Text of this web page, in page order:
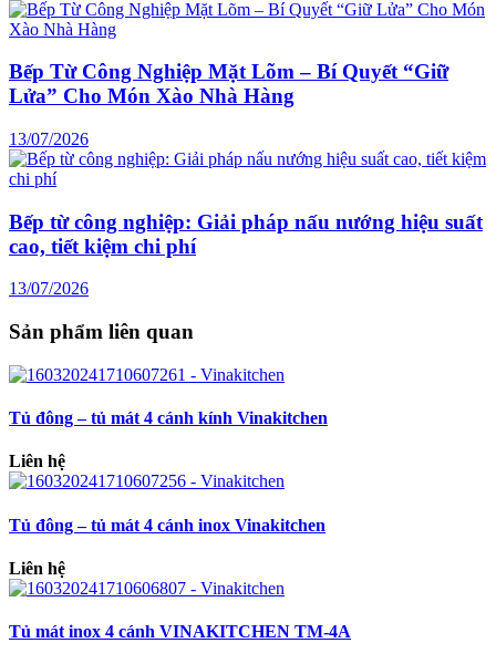
Bếp Từ Công Nghiệp Mặt Lõm – Bí Quyết “Giữ
Lửa” Cho Món Xào Nhà Hàng
13/07/2026
Bếp từ công nghiệp: Giải pháp nấu nướng hiệu suất
cao, tiết kiệm chi phí
13/07/2026
Sản phẩm liên quan
Tủ đông – tủ mát 4 cánh kính Vinakitchen
Liên hệ
Tủ đông – tủ mát 4 cánh inox Vinakitchen
Liên hệ
Tủ mát inox 4 cánh VINAKITCHEN TM-4A